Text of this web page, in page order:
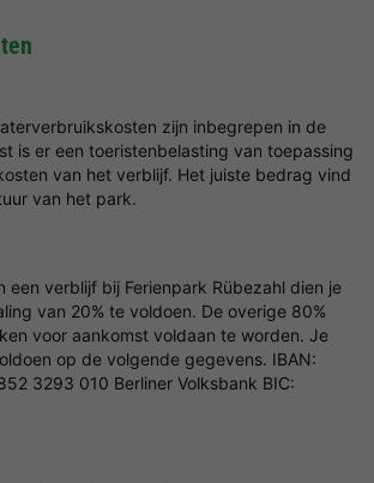
zijn inbegrepen in de
is er een toeristenbelasting van toepassing
van het verblijf. Het juiste bedrag vind
van het park.
een verblijf bij Ferienpark Rübezahl dien je
van 20% te voldoen. De overige 80%
voor aankomst voldaan te worden. Je
op de volgende gegevens. IBAN:
3293 010 Berliner Volksbank BIC: